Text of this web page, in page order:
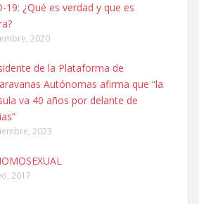
JOSE MESA Y LOPEZ
CON MICROCHIP PERDIDO HOY
Y LOPEZ. ES MUY ASUSTADIZO
6.7.2025
19: ¿Qué es verdad y que es
2020
de la Plataforma de
Autónomas afirma que “la
va 40 años por delante de
2023
2017